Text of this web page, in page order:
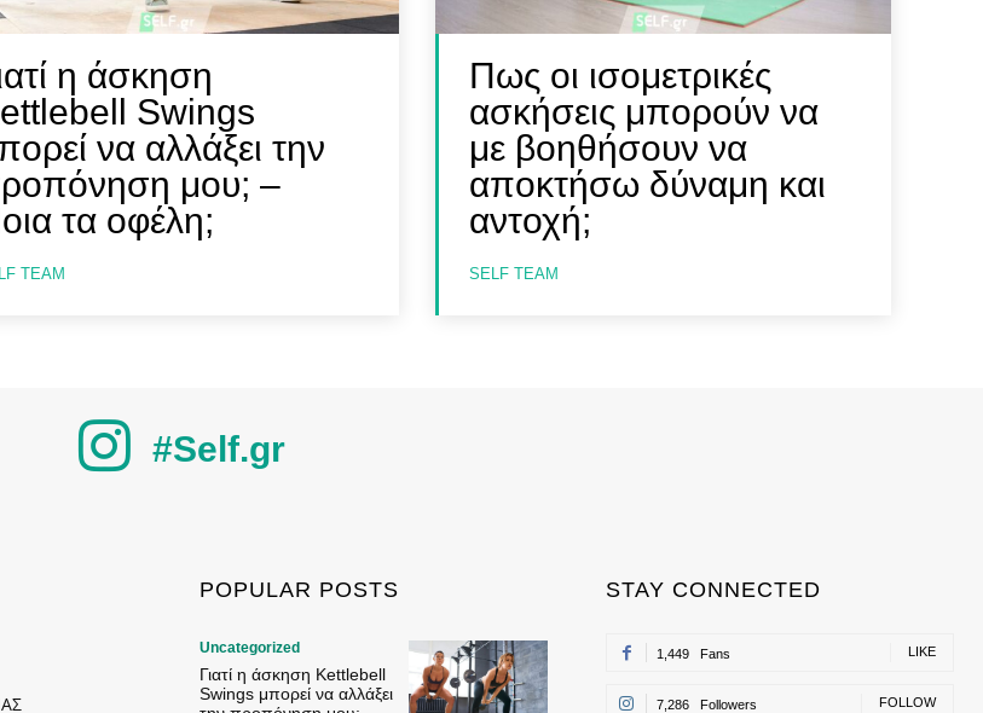
η άσκηση
Swings
να αλλάξει την
μου; –
τα οφέλη;
TEAM
Πως οι ισομετρικές
ασκήσεις μπορούν να
με βοηθήσουν να
αποκτήσω δύναμη και
αντοχή;
SELF TEAM
#Self.gr
POPULAR POSTS
Uncategorized
Γιατί η άσκηση Kettlebell
Swings μπορεί να αλλάξει
STAY CONNECTED
1,449 Fans LIKE
7,286 Followers FOLLOW